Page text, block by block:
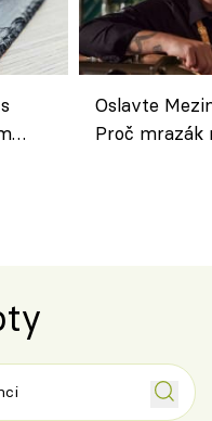
Oslavte
Proč